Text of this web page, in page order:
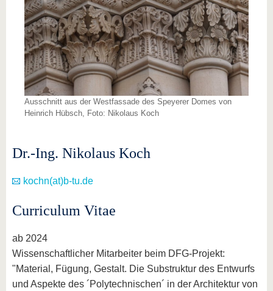
Ausschnitt aus der Westfassade des Speyerer Domes von
Heinrich Hübsch, Foto: Nikolaus Koch
Dr.-Ing. Nikolaus Koch
kochn(at)b-tu.de
Curriculum Vitae
ab 2024
Wissenschaftlicher Mitarbeiter beim DFG-Projekt:
"Material, Fügung, Gestalt. Die Substruktur des Entwurfs
und Aspekte des ´Polytechnischen´ in der Architektur von